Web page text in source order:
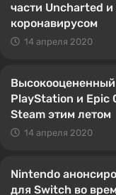
части Uncharted
коронавирусом
14 апреля 2020
PlayStation и Epic
Steam этим летом
14 апреля 2020
Nintendo
для Switch во